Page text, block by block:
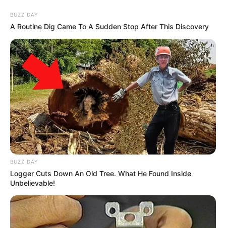
BUZZ DAY
A Routine Dig Came To A Sudden Stop After This Discovery
BUZZ DAY
Logger Cuts Down An Old Tree. What He Found Inside
Unbelievable!